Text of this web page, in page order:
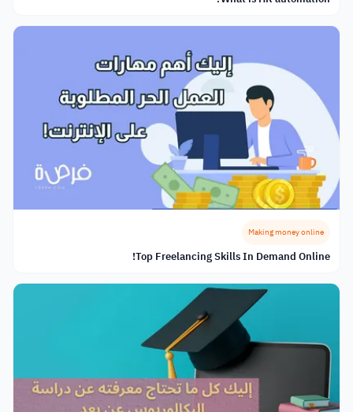
Making money online
Top Freelancing Skills In Demand Online!